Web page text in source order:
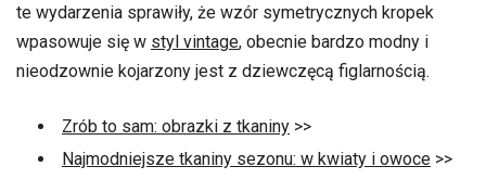
te wydarzenia sprawiły, że wzór symetrycznych kropek
wpasowuje się w styl vintage, obecnie bardzo modny i
nieodzownie kojarzony jest z dziewczęcą figlarnością.
Zrób to sam: obrazki z tkaniny >>
Najmodniejsze tkaniny sezonu: w kwiaty i owoce >>